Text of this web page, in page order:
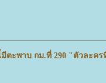
ตะพาบ กม.ที่ 290 "ตัวละคร